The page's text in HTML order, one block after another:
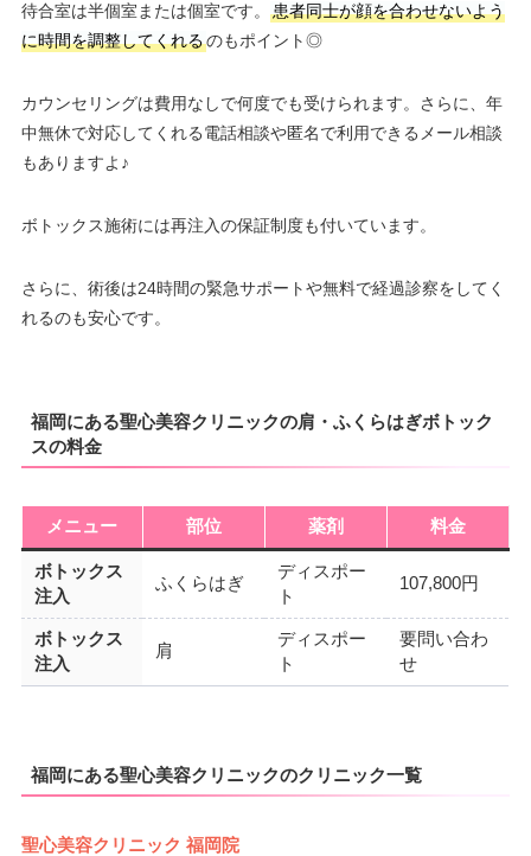
待合室は半個室または個室です。
患者同士が顔を合わせないよう
に時間を調整してくれるのもポイント◎
カウンセリングは費用なしで何度でも受けられます。さらに、年
中無休で対応してくれる電話相談や匿名で利用できるメール相談
もありますよ♪
ボトックス施術には再注入の保証制度も付いています。
さらに、術後は24時間の緊急サポートや無料で経過診察をしてく
れるのも安心です。
福岡にある聖心美容クリニックの肩・ふくらはぎボトック
スの料金
メニュー 部位 薬剤 料金
ボトックス
注入
ふくらはぎ
ディスポー
ト
107,800円
ボトックス
注入
肩
ディスポー
ト
要問い合わ
せ
福岡にある聖心美容クリニックのクリニック一覧
聖心美容クリニック 福岡院